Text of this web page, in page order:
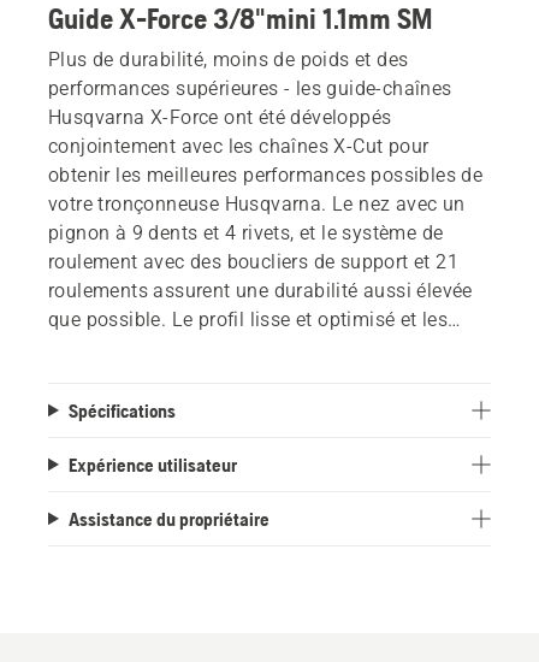
Guide X-Force 3/8"mini 1.1mm SM
Plus de durabilité, moins de poids et des
performances supérieures - les guide-chaînes
Husqvarna X-Force ont été développés
conjointement avec les chaînes X-Cut pour
obtenir les meilleures performances possibles de
votre tronçonneuse Husqvarna. Le nez avec un
pignon à 9 dents et 4 rivets, et le système de
roulement avec des boucliers de support et 21
roulements assurent une durabilité aussi élevée
que possible. Le profil lisse et optimisé et les
perdre en rigidité ou en performance. Une
pour une meilleure rigidité contribuent également
résultats.
Spécifications
Expérience utilisateur
Assistance du propriétaire